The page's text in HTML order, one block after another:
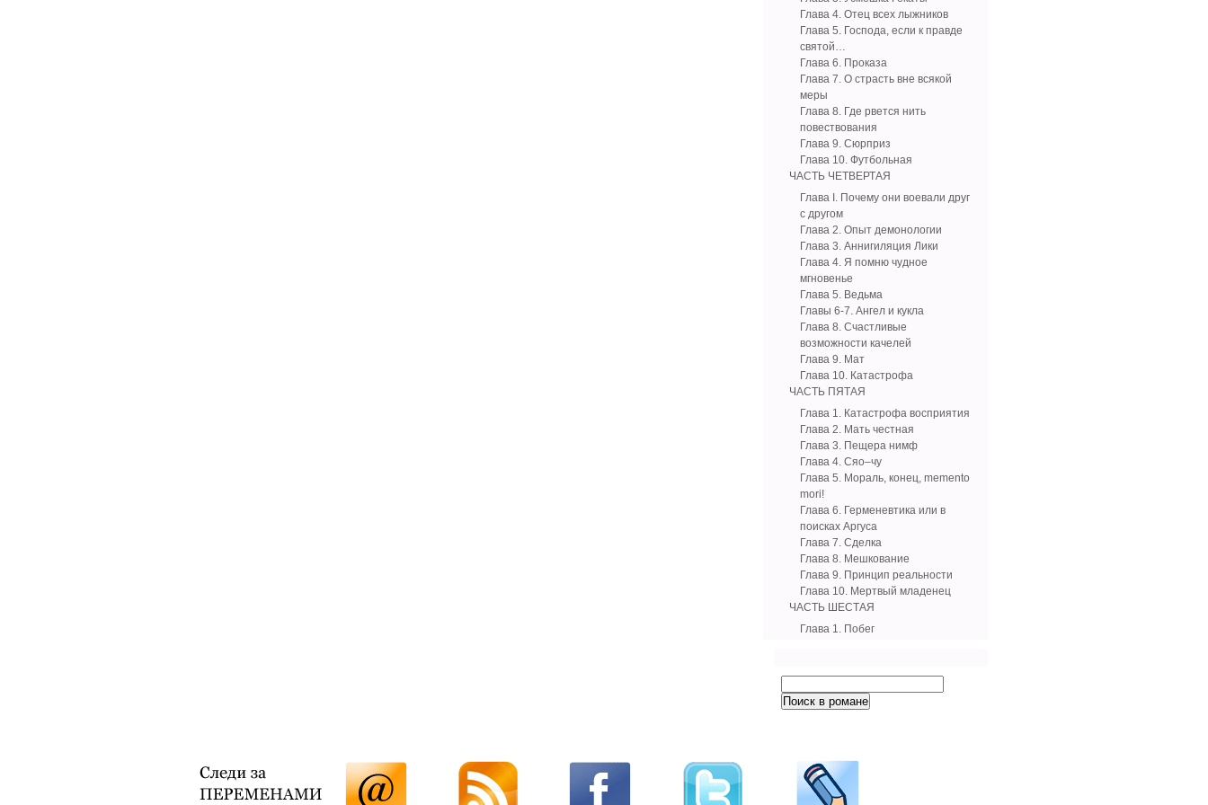
Глава 4. Отец всех лыжников
Глава 5. Господа, если к правде
святой…
Глава 6. Проказа
Глава 7. О страсть вне всякой
меры
Глава 8. Где рвется нить
повествования
Глава 9. Сюрприз
Глава 10. Футбольная
ЧАСТЬ ЧЕТВЕРТАЯ
Глава I. Почему они воевали друг
с другом
Глава 2. Опыт демонологии
Глава 3. Аннигиляция Лики
Глава 4. Я помню чудное
мгновенье
Глава 5. Ведьма
Главы 6-7. Ангел и кукла
Глава 8. Счастливые
возможности качелей
Глава 9. Мат
Глава 10. Катастрофа
ЧАСТЬ ПЯТАЯ
Глава 1. Катастрофа восприятия
Глава 2. Мать честная
Глава 3. Пещера нимф
Глава 4. Сяо–чу
Глава 5. Мораль, конец, memento
mori!
Глава 6. Герменевтика или в
поисках Аргуса
Глава 7. Сделка
Глава 8. Мешкование
Глава 9. Принцип реальности
Глава 10. Мертвый младенец
ЧАСТЬ ШЕСТАЯ
Глава 1. Побег